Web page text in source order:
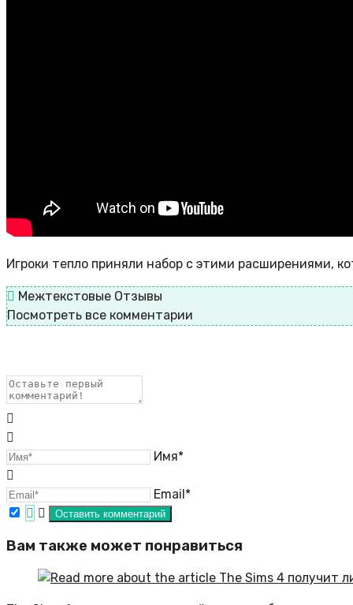
Игроки тепло приняли набор с этими расширениями,
Межтекстовые Отзывы
Посмотреть все комментарии
Имя*
Email*
Вам также может понравиться